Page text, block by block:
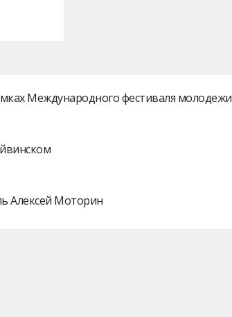
Международного фестиваля молодежи
Алексей Моторин